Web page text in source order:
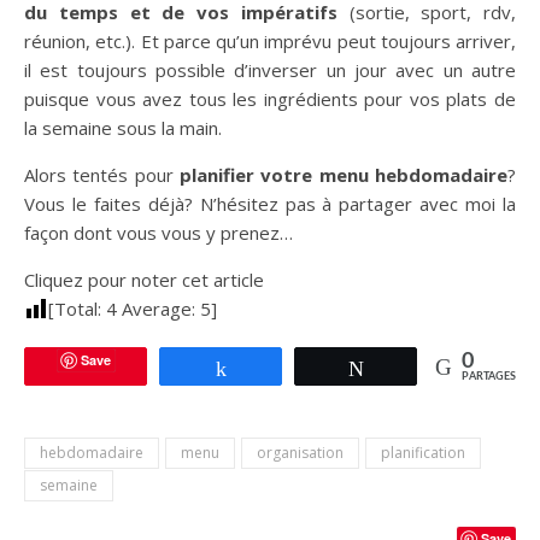
du temps et de vos impératifs (sortie, sport, rdv,
réunion, etc.). Et parce qu’un imprévu peut toujours arriver,
il est toujours possible d’inverser un jour avec un autre
puisque vous avez tous les ingrédients pour vos plats de
la semaine sous la main.
Alors tentés pour planifier votre menu hebdomadaire?
Vous le faites déjà? N’hésitez pas à partager avec moi la
façon dont vous vous y prenez…
Cliquez pour noter cet article
[Total: 4 Average: 5]
Save Tweetez 0
PARTAGES
hebdomadaire menu organisation
planification
semaine